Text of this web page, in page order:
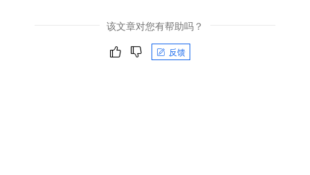
该文章对您有帮助吗？
反馈